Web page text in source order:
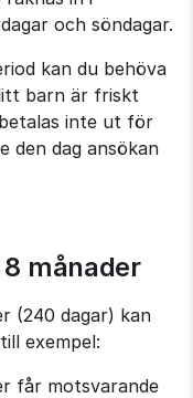
och söndagar.
kan du behöva
barn är friskt
inte ut för
den dag ansökan
månader
(240 dagar) kan
exempel:
får motsvarande